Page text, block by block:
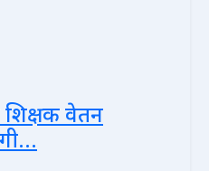
वेतन